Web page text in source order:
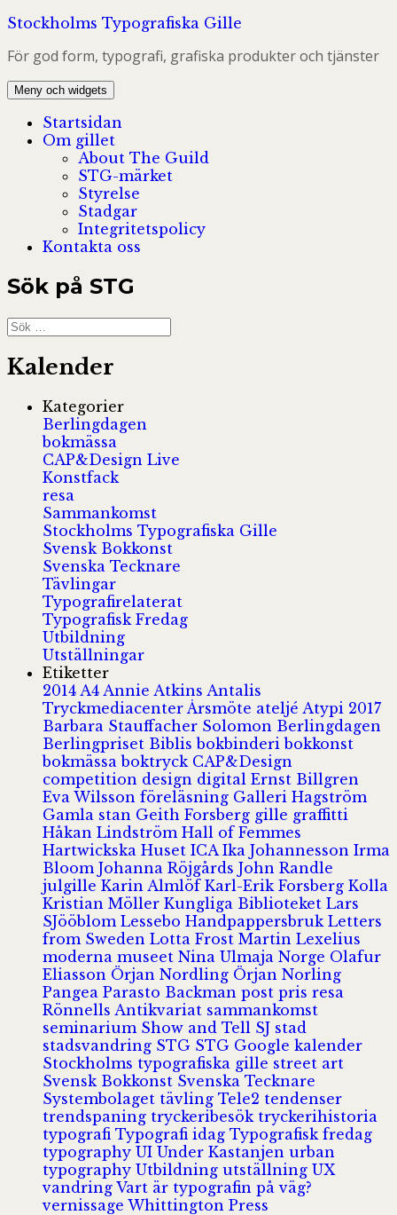
Hoppa
innehåll
Stockholms Typografiska Gille
För god form, typografi, grafiska produkter och tjänster
Meny och widgets
Startsidan
Om gillet
About The Guild
STG-märket
Styrelse
Stadgar
Integritetspolicy
Kontakta oss
Sök på STG
Sök
efter:
Kalender
Kategorier
Berlingdagen
bokmässa
CAP&Design Live
Konstfack
resa
Sammankomst
Stockholms Typografiska Gille
Svensk Bokkonst
Svenska Tecknare
Tävlingar
Typografirelaterat
Typografisk Fredag
Utbildning
Utställningar
Etiketter
2014 A4 Annie Atkins Antalis
Tryckmediacenter Årsmöte ateljé Atypi 2017
Barbara Stauffacher Solomon Berlingdagen
Berlingpriset Biblisbokbinderibokkonst
bokmässaboktryck CAP&Design
competition design digital Ernst Billgren
Eva Wilsson föreläsning Galleri Hagström
Gamla stan Geith Forsberg gille graffitti
Håkan Lindström Hall of Femmes
Hartwickska Huset ICA Ika Johannesson Irma
Bloom Johanna Röjgårds John Randle
julgille Karin Almlöf Karl-Erik Forsberg Kolla
Kristian Möller Kungliga Biblioteket Lars
SJööblom Lessebo Handpappersbruk Letters
from Sweden Lotta Frost Martin Lexelius
moderna museet Nina Ulmaja Norge Olafur
Eliasson Örjan Nordling Örjan Norling
Pangea Parasto Backman post pris resa
Rönnells Antikvariat sammankomst
seminarium Show and Tell SJ stad
stadsvandring STG STG Google kalender
Stockholms typografiska gille street art
Svensk Bokkonst Svenska Tecknare
Systembolaget tävling Tele2 tendenser
trendspaning tryckeribesök tryckerihistoria
typografi Typografi idag Typografisk fredag
typography UI Under Kastanjen urban
typography Utbildning utställning UX
vandring Vart är typografin på väg?
vernissage Whittington Press